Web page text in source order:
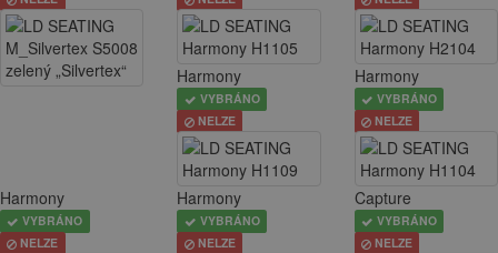
Harmony
VYBRÁNO
NELZE
Harmony
VYBRÁNO
NELZE
Harmony
VYBRÁNO
NELZE
Harmony
VYBRÁNO
NELZE
Capture
VYBRÁNO
NELZE